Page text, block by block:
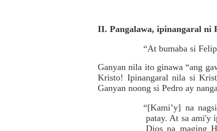
II. Pangalawa, ipinangaral ni
“At bumaba si
Ganyan nila ito ginawa “ang
Kristo! Ipinangaral nila si
Ganyan noong si Pedro ay
“[Kami’y] na
patay. At sa ami'y
Dios na maging